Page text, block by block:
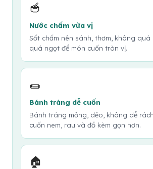
🥣
Nước chấm vừa vị
Sốt chấm nên sánh, thơm, không quá
quá ngọt để món cuốn tròn vị.
🌯
Bánh tráng dễ cuốn
Bánh tráng mỏng, dẻo, không dễ
cuốn nem, rau và đồ kèm gọn hơn.
🏠